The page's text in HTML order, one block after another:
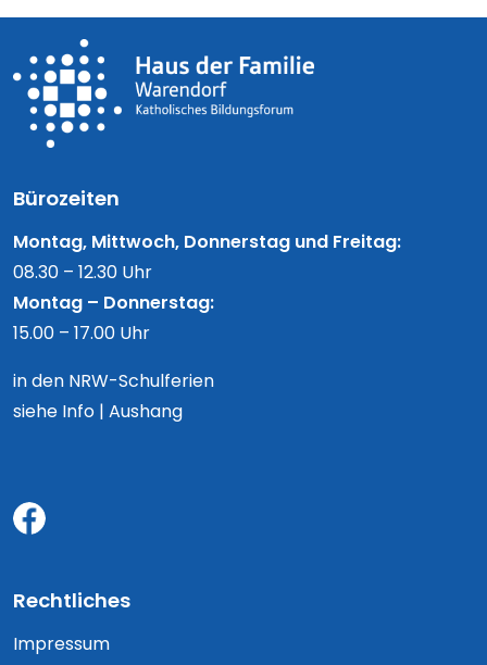
Bürozeiten
Montag, Mittwoch, Donnerstag und Freitag:
08.30 – 12.30 Uhr
Montag – Donnerstag:
15.00 – 17.00 Uhr
in den NRW-Schulferien
siehe Info | Aushang
Rechtliches
Impressum